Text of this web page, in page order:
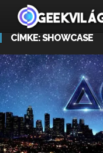
CÍMKE:SHOWCASE